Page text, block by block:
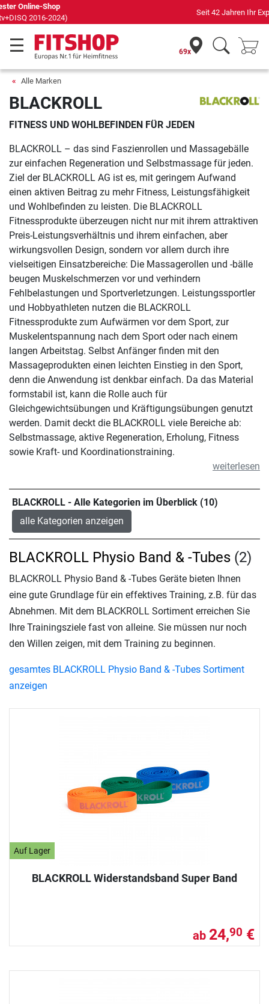
Seit 42 Jahren Ihr Experte für Heimfitness
69x
Alle Marken
BLACKROLL
FITNESS UND WOHLBEFINDEN FÜR JEDEN
BLACKROLL – das sind Faszienrollen und Massagebälle
zur einfachen Regeneration und Selbstmassage für jeden.
Ziel der BLACKROLL AG ist es, mit geringem Aufwand
einen aktiven Beitrag zu mehr Fitness, Leistungsfähigkeit
und Wohlbefinden zu leisten. Die BLACKROLL
Fitnessprodukte überzeugen nicht nur mit ihrem attraktiven
Preis-Leistungsverhältnis und ihrem einfachen, aber
wirkungsvollen Design, sondern vor allem durch ihre
vielseitigen Einsatzbereiche: Die Massagerollen und -bälle
beugen Muskelschmerzen vor und verhindern
Fehlbelastungen und Sportverletzungen. Leistungssportler
und Hobbyathleten nutzen die BLACKROLL
Fitnessprodukte zum Aufwärmen vor dem Sport, zur
Muskelentspannung nach dem Sport oder nach einem
langen Arbeitstag. Selbst Anfänger finden mit den
Massageprodukten einen leichten Einstieg in den Sport,
denn die Anwendung ist denkbar einfach. Da das Material
formstabil ist, kann die Rolle auch für
Gleichgewichtsübungen und Kräftigungsübungen genutzt
werden. Damit deckt die BLACKROLL viele Bereiche ab:
Selbstmassage, aktive Regeneration, Erholung, Fitness
sowie Kraft- und Koordinationstraining.
weiterlesen
BLACKROLL - Alle Kategorien im Überblick (10)
alle Kategorien anzeigen
Auf Lager
BLACKROLL Widerstandsband Super Band
ab 24,90 €
BLACKROLL Physio Band & -Tubes (2)
BLACKROLL Physio Band & -Tubes Geräte bieten Ihnen
eine gute Grundlage für ein effektives Training, z.B. für das
Abnehmen. Mit dem BLACKROLL Sortiment erreichen Sie
Ihre Trainingsziele fast von alleine. Sie müssen nur noch
den Willen zeigen, mit dem Training zu beginnen.
gesamtes BLACKROLL Physio Band & -Tubes Sortiment
anzeigen